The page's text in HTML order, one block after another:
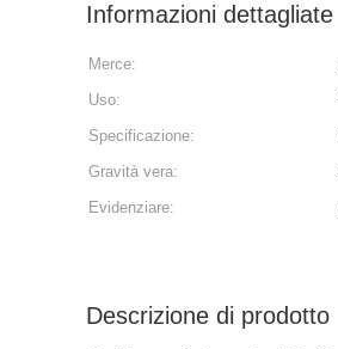
Informazioni dettagliate
Merce:
Uso:
Specificazione:
Gravità vera:
Evidenziare:
Descrizione di prodotto